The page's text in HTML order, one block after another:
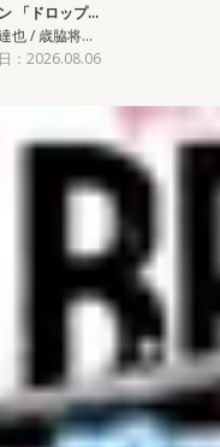
「ドロップ…
也 / 歳脇将…
：2026.08.06